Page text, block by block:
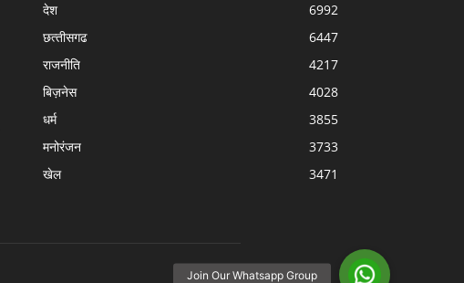
देश
6992
छत्‍तीसगढ
6447
राजनीति
4217
बिज़नेस
4028
धर्म
3855
मनोरंजन
3733
खेल
3471